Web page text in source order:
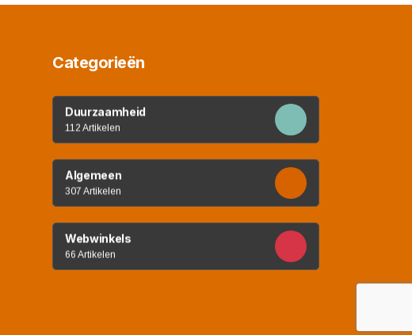
Categorieën
Duurzaamheid
112 Artikelen
Algemeen
307 Artikelen
Webwinkels
66 Artikelen